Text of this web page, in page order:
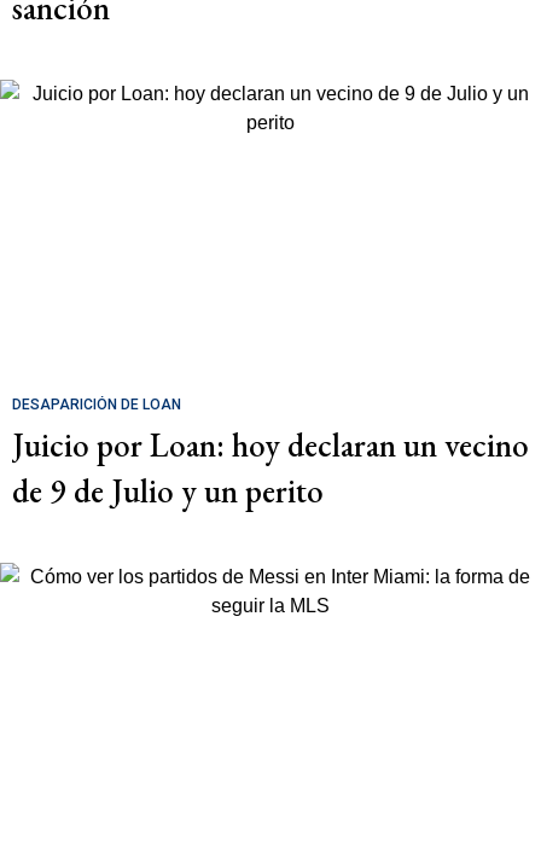
DESAPARICIÓN DE LOAN
Juicio por Loan: hoy declaran un vecino
de 9 de Julio y un perito